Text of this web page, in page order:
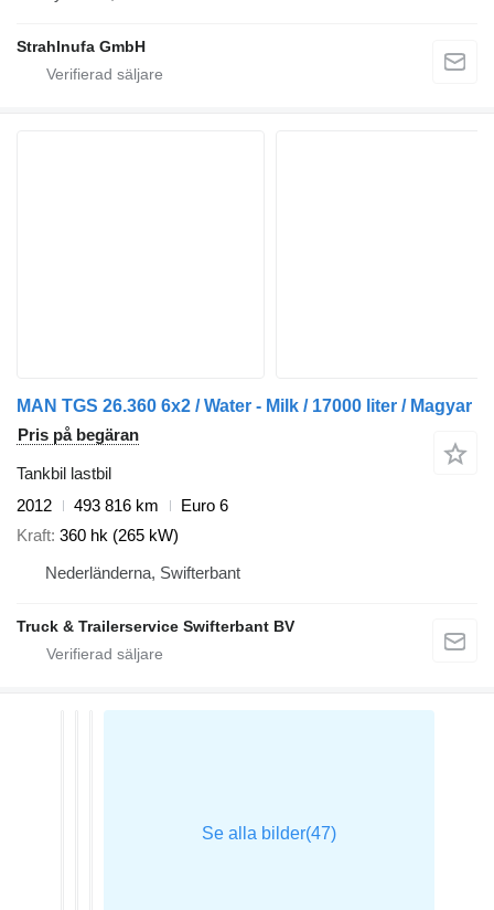
Strahlnufa GmbH
MAN TGS 26.360 6x2 / Water - Milk / 17000 liter / Magyar
Pris på begäran
Tankbil lastbil
2012
493 816 km
Euro 6
Kraft 360 hk (265 kW)
Nederländerna, Swifterbant
Truck & Trailerservice Swifterbant BV